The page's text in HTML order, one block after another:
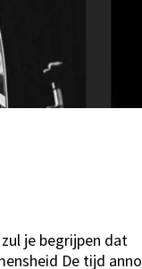
je begrijpen dat
De tijd anno